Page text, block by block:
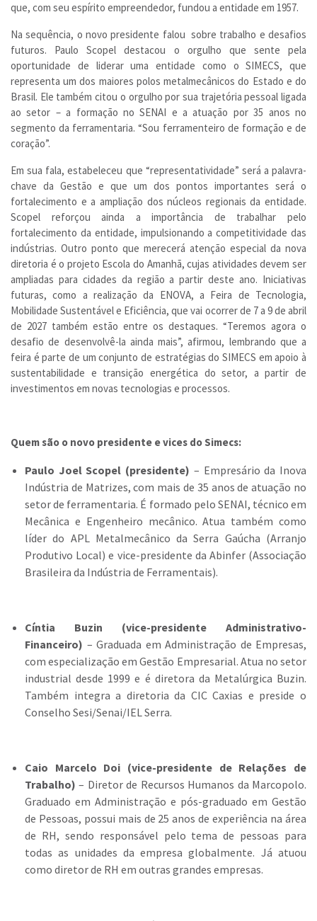
que, com seu espírito empreendedor, fundou a entidade em 1957.
Na sequência, o novo presidente falou sobre trabalho e desafios
futuros. Paulo Scopel destacou o orgulho que sente pela
oportunidade de liderar uma entidade como o SIMECS, que
representa um dos maiores polos metalmecânicos do Estado e do
Brasil. Ele também citou o orgulho por sua trajetória pessoal ligada
ao setor – a formação no SENAI e a atuação por 35 anos no
segmento da ferramentaria. “Sou ferramenteiro de formação e de
coração”.
Em sua fala, estabeleceu que “representatividade” será a palavra-
chave da Gestão e que um dos pontos importantes será o
fortalecimento e a ampliação dos núcleos regionais da entidade.
Scopel reforçou ainda a importância de trabalhar pelo
fortalecimento da entidade, impulsionando a competitividade das
indústrias. Outro ponto que merecerá atenção especial da nova
diretoria é o projeto Escola do Amanhã, cujas atividades devem ser
ampliadas para cidades da região a partir deste ano. Iniciativas
futuras, como a realização da ENOVA, a Feira de Tecnologia,
Mobilidade Sustentável e Eficiência, que vai ocorrer de 7 a 9 de abril
de 2027 também estão entre os destaques. “Teremos agora o
desafio de desenvolvê-la ainda mais”, afirmou, lembrando que a
feira é parte de um conjunto de estratégias do SIMECS em apoio à
sustentabilidade e transição energética do setor, a partir de
investimentos em novas tecnologias e processos.
Quem são o novo presidente e vices do Simecs:
Paulo Joel Scopel (presidente) – Empresário da Inova
Indústria de Matrizes, com mais de 35 anos de atuação no
setor de ferramentaria. É formado pelo SENAI, técnico em
Mecânica e Engenheiro mecânico. Atua também como
líder do APL Metalmecânico da Serra Gaúcha (Arranjo
Produtivo Local) e vice-presidente da Abinfer (Associação
Brasileira da Indústria de Ferramentais).
Cíntia Buzin (vice-presidente Administrativo-
Financeiro) – Graduada em Administração de Empresas,
com especialização em Gestão Empresarial. Atua no setor
industrial desde 1999 e é diretora da Metalúrgica Buzin.
Também integra a diretoria da CIC Caxias e preside o
Conselho Sesi/Senai/IEL Serra.
Caio Marcelo Doi (vice-presidente de Relações de
Trabalho) – Diretor de Recursos Humanos da Marcopolo.
Graduado em Administração e pós-graduado em Gestão
de Pessoas, possui mais de 25 anos de experiência na área
de RH, sendo responsável pelo tema de pessoas para
todas as unidades da empresa globalmente. Já atuou
como diretor de RH em outras grandes empresas.